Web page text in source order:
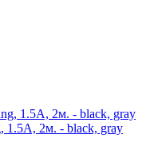
1.5А, 2м. - black, gray